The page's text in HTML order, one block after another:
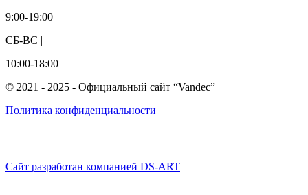
9:00-19:00
СБ-ВС |
10:00-18:00
© 2021 - 2025 - Официальный сайт “Vandec”
Политика конфиденциальности
Сайт разработан компанией DS-ART